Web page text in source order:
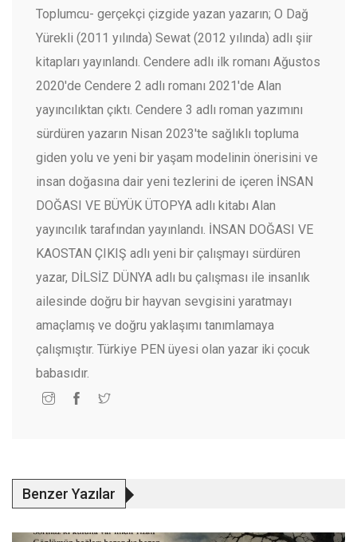
Toplumcu- gerçekçi çizgide yazan yazarın; O Dağ
Yürekli (2011 yılında) Sewat (2012 yılında) adlı şiir
kitapları yayınlandı. Cendere adlı ilk romanı Ağustos
2020'de Cendere 2 adlı romanı 2021'de Alan
yayıncılıktan çıktı. Cendere 3 adlı roman yazımını
sürdüren yazarın Nisan 2023'te sağlıklı topluma
giden yolu ve yeni bir yaşam modelinin önerisini ve
insan doğasına dair yeni tezlerini de içeren İNSAN
DOĞASI VE BÜYÜK ÜTOPYA adlı kitabı Alan
yayıncılık tarafından yayınlandı. İNSAN DOĞASI VE
KAOSTAN ÇIKIŞ adlı yeni bir çalışmayı sürdüren
yazar, DİLSİZ DÜNYA adlı bu çalışması ile insanlık
ailesinde doğru bir hayvan sevgisini yaratmayı
amaçlamış ve doğru yaklaşımı tanımlamaya
çalışmıştır. Türkiye PEN üyesi olan yazar iki çocuk
babasıdır.
Benzer Yazılar